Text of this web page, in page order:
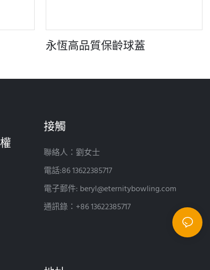
永恆高品質保齡球蓋
接觸
聯絡人：劉女士
電話:86 13622385717
電子郵件: beryl@eternitybowling.com
通訊錄：+86 13622385717